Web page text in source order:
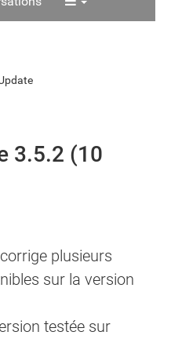
3.5.2 (10
plusieurs
sur la version
testée sur